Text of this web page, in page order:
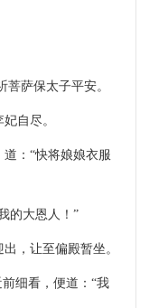
萨保太子平安。
自尽。
：“快将娘娘衣服
的大恩人！”
，让至偏殿暂坐。
细看，便道：“我